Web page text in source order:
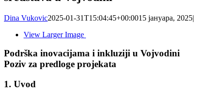
Dina Vukovic2025-01-31T15:04:45+00:0015 јануара, 2025|
View Larger Image
Podrška inovacijama i inkluziji u Vojvodini
Poziv za predloge projekata
1. Uvod